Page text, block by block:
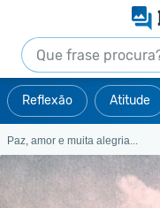
Reflexão Atitude
Paz, amor e muita alegria...